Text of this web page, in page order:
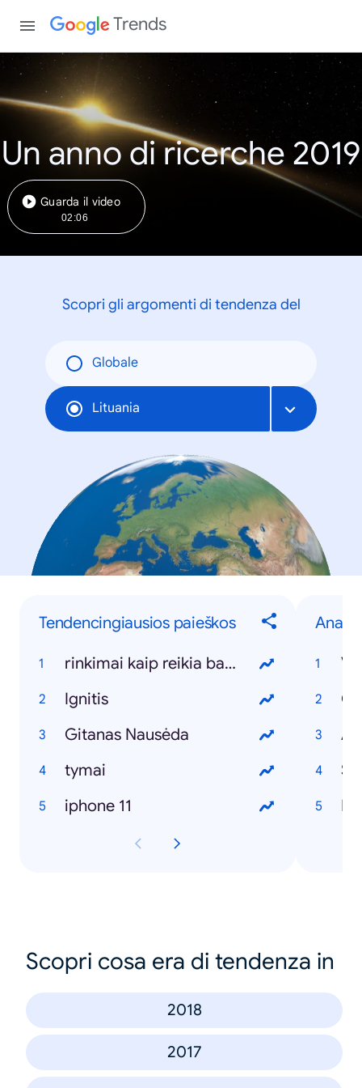
Trends
Un anno di ricerche 2019
Guarda il video
02:06
Scopri gli argomenti di tendenza del
Globale
Lituania
Tendencingiausios paieškos
rinkimai kaip reikia balsuoti
Ignitis
Gitanas Nausėda
tymai
iphone 11
Scopri cosa era di tendenza in
2018
2017